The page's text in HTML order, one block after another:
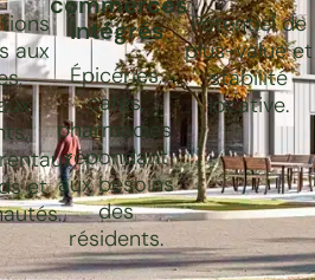
aux
et
intégrés
Épiceries,
cafés,
pharmacies,
répondant
aux besoins
des
résidents.
Potentiel de
plus-value et
stabilité
locative.